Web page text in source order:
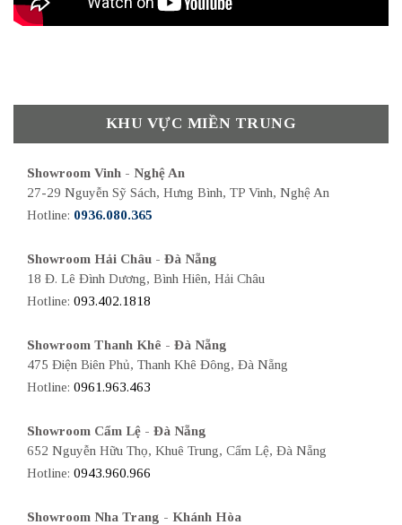
KHU VỰC MIỀN TRUNG
Showroom Vinh - Nghệ An
27-29 Nguyễn Sỹ Sách, Hưng Bình, TP Vinh, Nghệ An
Hotline: 0936.080.365
Showroom Hải Châu - Đà Nẵng
18 Đ. Lê Đình Dương, Bình Hiên, Hải Châu
Hotline: 093.402.1818
Showroom Thanh Khê - Đà Nẵng
475 Điện Biên Phủ, Thanh Khê Đông, Đà Nẵng
Hotline: 0961.963.463
Showroom Cẩm Lệ - Đà Nẵng
652 Nguyễn Hữu Thọ, Khuê Trung, Cẩm Lệ, Đà Nẵng
Hotline: 0943.960.966
Showroom Nha Trang - Khánh Hòa